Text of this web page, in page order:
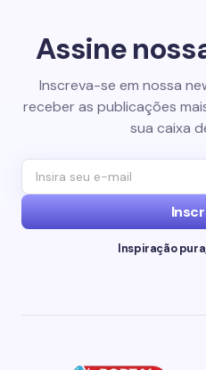
Assine
Inscreva-se em nossa
receber as publicações
sua caixa
Inspiração